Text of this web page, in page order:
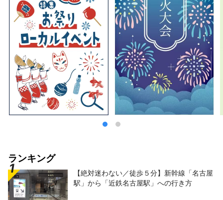
ランキング
【絶対迷わない／徒歩５分】新幹線「名古屋
駅」から「近鉄名古屋駅」への行き方